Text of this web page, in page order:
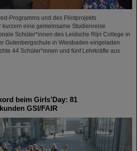
Programms und des Pilotprojekts
eine gemeinsame Studienreise
Schüler*innen des Leidsche Rijn College in
Gutenbergschule in Wiesbaden eingeladen
44 Schüler*innen und fünf Lehrkräfte aus
beim Girls’Day: 81
GSI/FAIR